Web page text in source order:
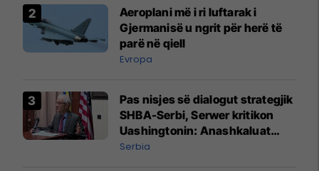
Aeroplani më i ri luftarak i
Gjermanisë u ngrit për herë të
parë në qiell
Evropa
Pas nisjes së dialogut strategjik
SHBA-Serbi, Serwer kritikon
Uashingtonin: Anashkaluat
Banjskën, sulmin ndaj KFOR-it
Serbia